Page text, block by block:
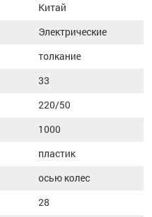
Китай
Электрические
толкание
33
220/50
1000
пластик
осью колес
28